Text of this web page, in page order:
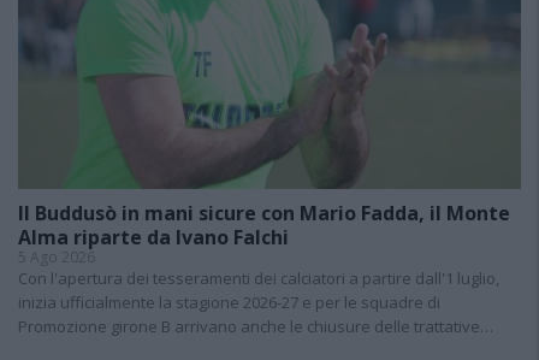
Il Buddusò in mani sicure con Mario Fadda, il Monte
Alma riparte da Ivano Falchi
5 Ago 2026
Con l'apertura dei tesseramenti dei calciatori a partire dall'1 luglio,
inizia ufficialmente la stagione 2026-27 e per le squadre di
Promozione girone B arrivano anche le chiusure delle trattative…